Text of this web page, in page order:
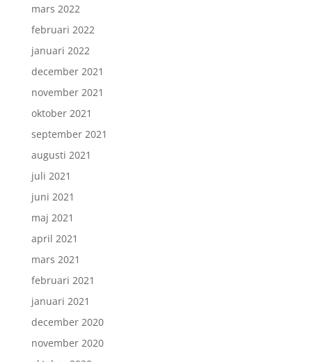
mars 2022
februari 2022
januari 2022
december 2021
november 2021
oktober 2021
september 2021
augusti 2021
juli 2021
juni 2021
maj 2021
april 2021
mars 2021
februari 2021
januari 2021
december 2020
november 2020